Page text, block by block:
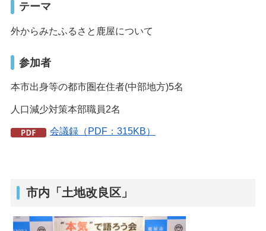
テーマ
外からみたふるさと鹿屋について
参加者
本市出身等の都市圏在住者(中部地方)5名
人口減少対策本部職員2名
会議録（PDF：315KB）
市内「土地改良区」